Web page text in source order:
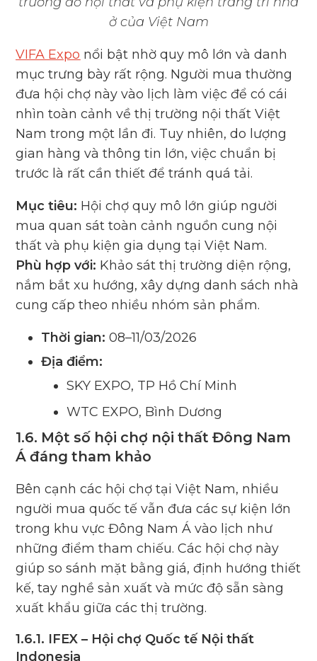
ở của Việt Nam
VIFA Expo nổi bật nhờ quy mô lớn và danh
mục trưng bày rất rộng. Người mua thường
đưa hội chợ này vào lịch làm việc để có cái
nhìn toàn cảnh về thị trường nội thất Việt
Nam trong một lần đi. Tuy nhiên, do lượng
gian hàng và thông tin lớn, việc chuẩn bị
trước là rất cần thiết để tránh quá tải.
Mục tiêu: Hội chợ quy mô lớn giúp người
mua quan sát toàn cảnh nguồn cung nội
thất và phụ kiện gia dụng tại Việt Nam.
Phù hợp với: Khảo sát thị trường diện rộng,
nắm bắt xu hướng, xây dựng danh sách nhà
cung cấp theo nhiều nhóm sản phẩm.
Thời gian: 08–11/03/2026
Địa điểm:
SKY EXPO, TP Hồ Chí Minh
WTC EXPO, Bình Dương
1.6. Một số hội chợ nội thất Đông Nam
Á đáng tham khảo
Bên cạnh các hội chợ tại Việt Nam, nhiều
người mua quốc tế vẫn đưa các sự kiện lớn
trong khu vực Đông Nam Á vào lịch như
những điểm tham chiếu. Các hội chợ này
giúp so sánh mặt bằng giá, định hướng thiết
kế, tay nghề sản xuất và mức độ sẵn sàng
xuất khẩu giữa các thị trường.
1.6.1. IFEX – Hội chợ Quốc tế Nội thất
Indonesia